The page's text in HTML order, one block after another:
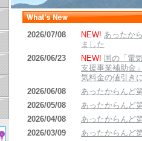
2026/07/08 NEW! あったか
ました
2026/06/23
NEW! 国の「電
支援事業補助金
気料金の値引き
2026/06/08
あったからんど
2026/05/08
あったからんど
2026/04/08
あったからんど
2026/03/09
あったからんど